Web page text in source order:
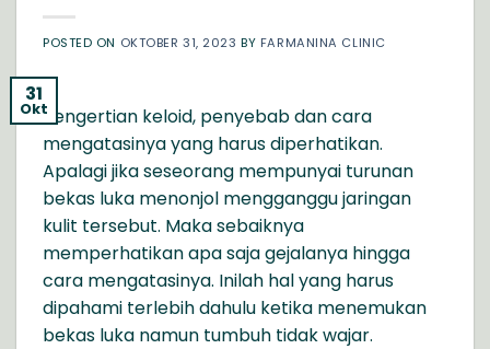
POSTED ON OKTOBER 31, 2023 BY FARMANINA CLINIC
31
OktPengertian keloid, penyebab dan cara
mengatasinya yang harus diperhatikan.
Apalagi jika seseorang mempunyai turunan
bekas luka menonjol mengganggu jaringan
kulit tersebut. Maka sebaiknya
memperhatikan apa saja gejalanya hingga
cara mengatasinya. Inilah hal yang harus
dipahami terlebih dahulu ketika menemukan
bekas luka namun tumbuh tidak wajar.